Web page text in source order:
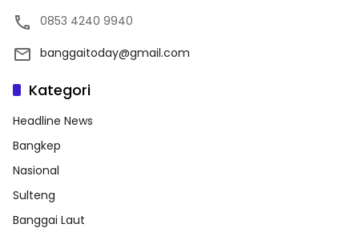
0853 4240 9940
banggaitoday@gmail.com
Kategori
Headline News
Bangkep
Nasional
Sulteng
Banggai Laut